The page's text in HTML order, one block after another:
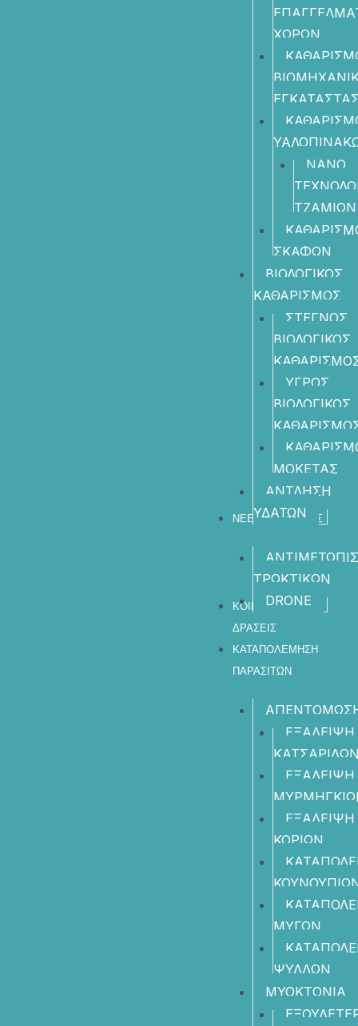
ΧΩΡΩΝ
ΝΑΝΟ
ΤΖΑΜΙΩΝ
ΣΚΑΦΩΝ
ΒΙΟΛΟΓΙΚΟΣ
ΚΑΘΑΡΙΣΜΟΣ
ΣΤΕΓΝΟΣ
ΒΙΟΛΟΓΙΚΟΣ
ΥΓΡΟΣ
ΒΙΟΛΟΓΙΚΟΣ
ΜΟΚΕΤΑΣ
ΑΝΤΛΗΣΗ
ΥΔΑΤΩΝ​
ΝΕΕΣ ΥΠΗΡΕΣΙΕΣ
ΤΡΩΚΤΙΚΩΝ
DRONE
ΚΟΙΝΩΦΕΛΕΙΣ
ΔΡΑΣΕΙΣ
ΚΑΤΑΠΟΛΕΜΗΣΗ
ΠΑΡΑΣΙΤΩΝ
ΕΞΑΛΕΙΨΗ
ΕΞΑΛΕΙΨΗ
ΕΞΑΛΕΙΨΗ
ΚΟΡΙΩΝ
ΜΥΓΩΝ
ΨΥΛΛΩΝ
ΜΥΟΚΤΟΝΙΑ